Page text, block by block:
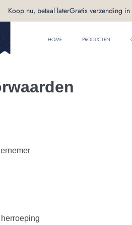
Koop nu, betaal laterGratis verzending in
HOME PRODUCTEN